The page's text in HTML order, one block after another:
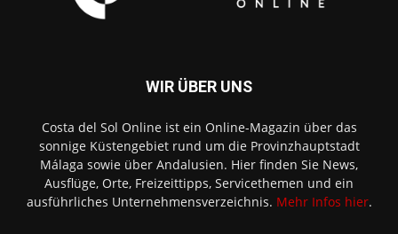
WIR ÜBER UNS
Costa del Sol Online ist ein Online-Magazin über das
sonnige Küstengebiet rund um die Provinzhauptstadt
Málaga sowie über Andalusien. Hier finden Sie News,
Ausflüge, Orte, Freizeittipps, Servicethemen und ein
ausführliches Unternehmensverzeichnis. Mehr Infos hier.